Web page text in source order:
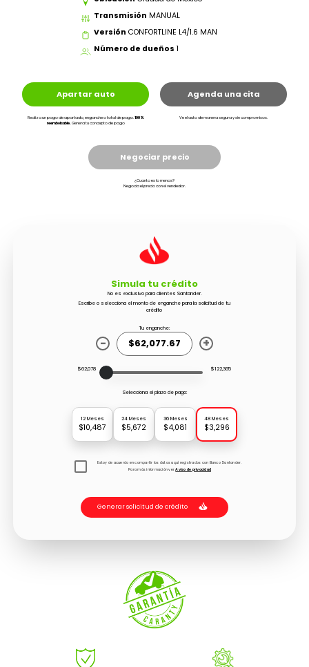
Transmisión MANUAL
Versión CONFORTLINE L4/1.6 MAN
Número de dueños 1
Apartar auto
Realiza un pago de apartado, enganche o total de pago. 100%
reembolsable. Genera tu concepto de pago
Agenda una cita
Ve el auto de manera segura y sin compromisos.
Negociar precio
¿Cuanto es lo menos?
Negocia el precio con el vendedor.
Simula tu crédito
No es exclusivo para clientes Santander.
Escribe o selecciona el monto de enganche para la solicitud de tu
crédito
Tu enganche:
- +
$62,078 $122,365
Selecciona el plazo de pago:
12 Meses
$10,487
24 Meses
$5,672
36 Meses
$4,081
48 Meses
$3,296
Estoy de acuerdo en compartir los datos aquí registrados con Banco Santander.
Para más información verAviso de privacidad
Generar solicitud de crédito